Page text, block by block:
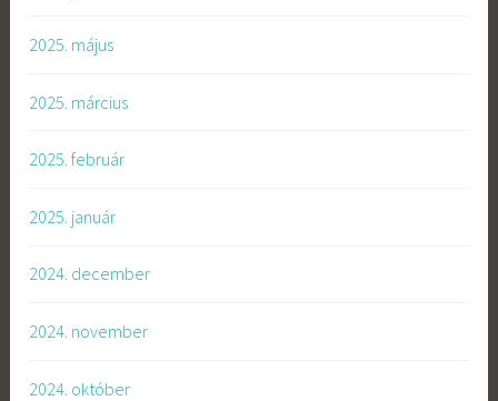
2025. május
2025. március
2025. február
2025. január
2024. december
2024. november
2024. október